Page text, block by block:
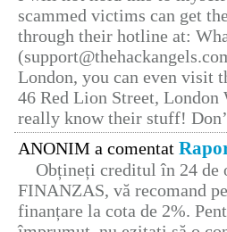
scammed victims can get
through their hotline at:
London, you can even visit
46 Red Lion Street, London
really know their stuff!
ANONIM a comentat
Obțineți creditul în 24 de
FINANZAS, vă recomand
finanțare la cota de 2%.